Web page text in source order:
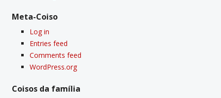
Meta-Coiso
Log in
Entries feed
Comments feed
WordPress.org
Coisos da famí­lia